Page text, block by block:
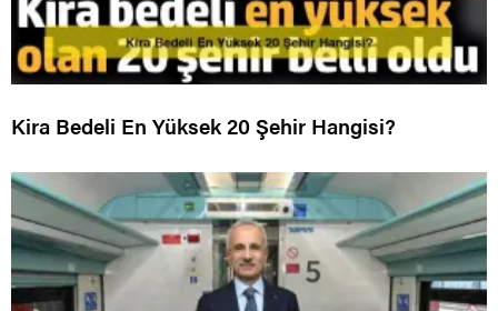
Kira Bedeli En Yüksek 20 Şehir Hangisi?